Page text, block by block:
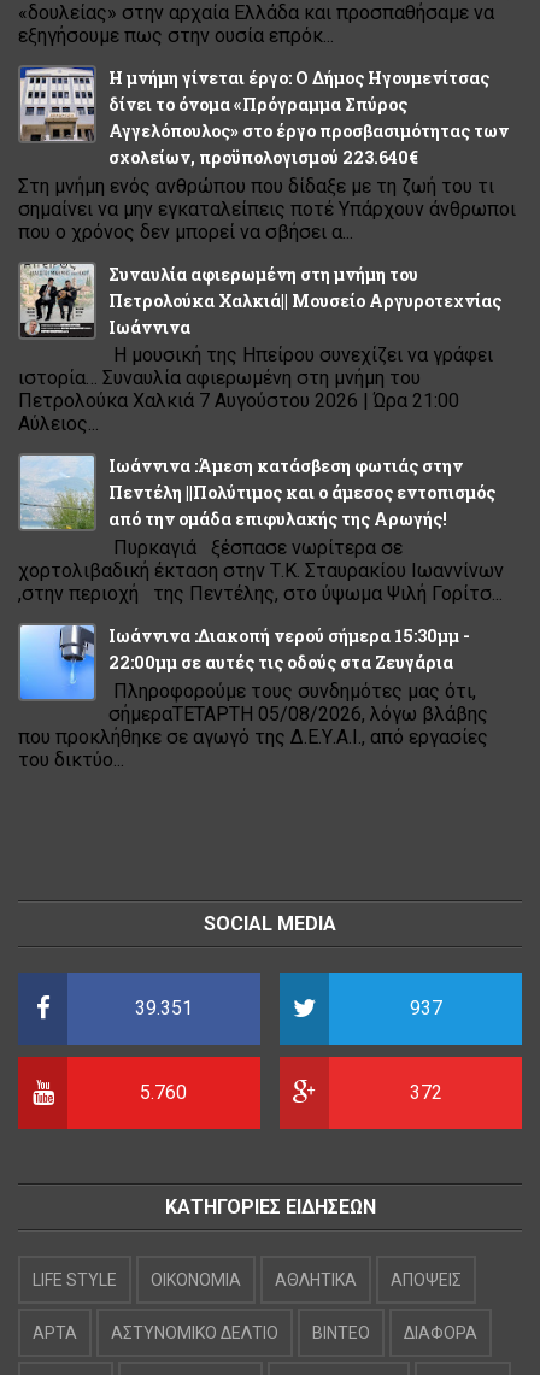
«δουλείας» στην αρχαία Ελλάδα και προσπαθήσαμε να
εξηγήσουμε πως στην ουσία επρόκ...
Η μνήμη γίνεται έργο: Ο Δήμος Ηγουμενίτσας
δίνει το όνομα «Πρόγραμμα Σπύρος
Αγγελόπουλος» στο έργο προσβασιμότητας των
σχολείων, προϋπολογισμού 223.640€
Στη μνήμη ενός ανθρώπου που δίδαξε με τη ζωή του τι
σημαίνει να μην εγκαταλείπεις ποτέ Υπάρχουν άνθρωποι
που ο χρόνος δεν μπορεί να σβήσει α...
Συναυλία αφιερωμένη στη μνήμη του
Πετρολούκα Χαλκιά|| Μουσείο Αργυροτεχνίας
Ιωάννινα
Η μουσική της Ηπείρου συνεχίζει να γράφει
ιστορία… Συναυλία αφιερωμένη στη μνήμη του
Πετρολούκα Χαλκιά 7 Αυγούστου 2026 | Ώρα 21:00
Αύλειος...
Ιωάννινα :Άμεση κατάσβεση φωτιάς στην
Πεντέλη ||Πολύτιμος και ο άμεσος εντοπισμός
από την ομάδα επιφυλακής της Αρωγής!
Πυρκαγιά ξέσπασε νωρίτερα σε
χορτολιβαδική έκταση στην Τ.Κ. Σταυρακίου Ιωαννίνων
,στην περιοχή της Πεντέλης, στο ύψωμα Ψιλή Γορίτσ...
Ιωάννινα :Διακοπή νερού σήμερα 15:30μμ -
22:00μμ σε αυτές τις οδούς στα Ζευγάρια
Πληροφορούμε τους συνδημότες μας ότι,
σήμεραΤΕΤΑΡΤΗ 05/08/2026, λόγω βλάβης
που προκλήθηκε σε αγωγό της Δ.Ε.Υ.Α.Ι., από εργασίες
του δικτύο...
SOCIAL MEDIA
39.351 937
5.760 372
ΚΑΤΗΓΟΡΙΕΣ ΕΙΔΗΣΕΩΝ
LIFE STYLE OIKONOMIA ΑΘΛΗΤΙΚΑ ΑΠΟΨΕΙΣ
ΑΡΤΑ ΑΣΤΥΝΟΜΙΚΟ ΔΕΛΤΙΟ ΒΙΝΤΕΟ ΔΙΑΦΟΡΑ